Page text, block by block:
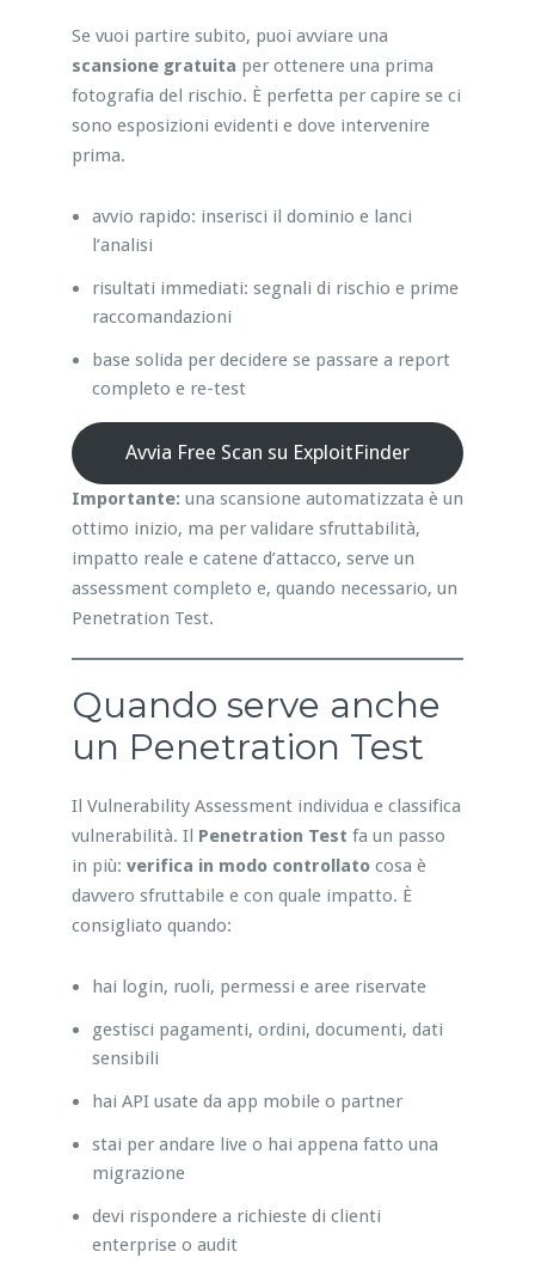
Se vuoi partire subito, puoi avviare una
scansione gratuita per ottenere una prima
fotografia del rischio. È perfetta per capire se ci
sono esposizioni evidenti e dove intervenire
prima.
avvio rapido: inserisci il dominio e lanci
l’analisi
risultati immediati: segnali di rischio e prime
raccomandazioni
base solida per decidere se passare a report
completo e re-test
Avvia Free Scan su ExploitFinder
Importante: una scansione automatizzata è un
ottimo inizio, ma per validare sfruttabilità,
impatto reale e catene d’attacco, serve un
assessment completo e, quando necessario, un
Penetration Test.
Quando serve anche
un Penetration Test
Il Vulnerability Assessment individua e classifica
vulnerabilità. Il Penetration Test fa un passo
in più: verifica in modo controllatocosa è
davvero sfruttabile e con quale impatto. È
consigliato quando:
hai login, ruoli, permessi e aree riservate
gestisci pagamenti, ordini, documenti, dati
sensibili
hai API usate da app mobile o partner
stai per andare live o hai appena fatto una
migrazione
devi rispondere a richieste di clienti
enterprise o audit